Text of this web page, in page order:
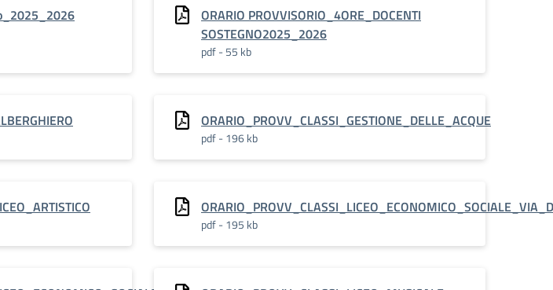
ORARIO PROVVISORIO_4ORE_DOCENTI
SOSTEGNO2025_2026
pdf - 55 kb
ORARIO_PROVV_CLASSI_GESTIONE_DELLE_ACQUE
pdf - 196 kb
pdf - 195 kb